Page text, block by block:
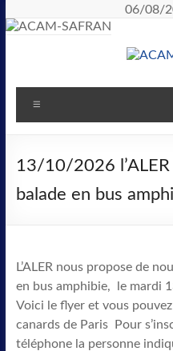
06/08/
13/10/2026
balade en bus
L’ALER nous propose de
en bus amphibie, le mardi
Voici le flyer et vous
canards de Paris Pour
téléphone la personne